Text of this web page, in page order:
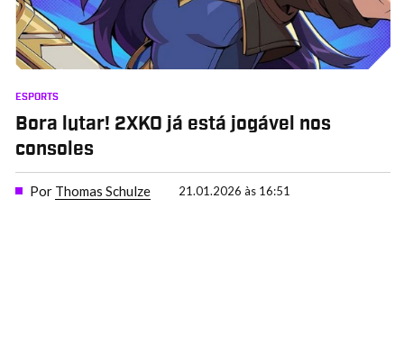
ESPORTS
Bora lutar! 2XKO já está jogável nos
consoles
Por Thomas Schulze 21.01.2026 às 16:51